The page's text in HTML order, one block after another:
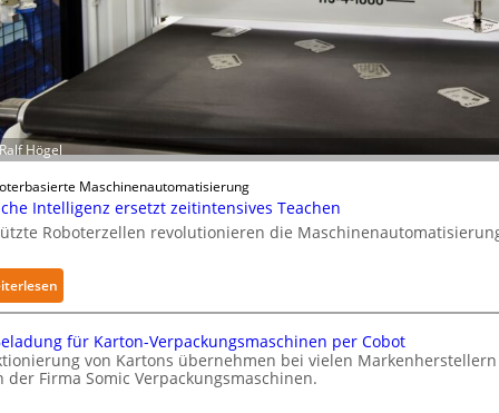
w
r
u
n
e
n
o
n
P
h
y
s
Högel
Maschinenautomatisierung
Intelligenz ersetzt zeitintensives Teachen
Roboterzellen revolutionieren die
K
n
s
für Karton-Verpackungsmaschinen per Cobot
von Kartons übernehmen bei vielen Markenherstellern
der Firma Somic Verpackungsmaschinen.